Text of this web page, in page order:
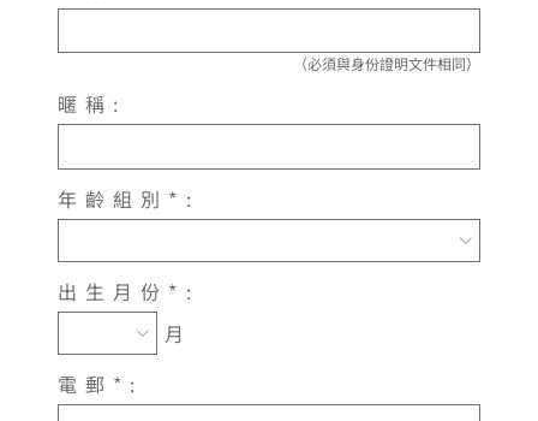
（必須與身份證明文件相同）
暱稱:
年齡組別*:
出生月份*:
月
電郵*: